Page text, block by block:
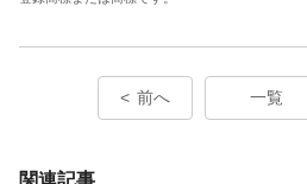
前へ 一覧
関連記事